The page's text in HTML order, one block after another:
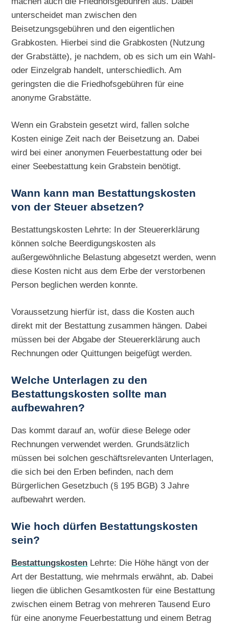
unterscheidet man zwischen den
Beisetzungsgebühren und den eigentlichen
Grabkosten. Hierbei sind die Grabkosten (Nutzung
der Grabstätte), je nachdem, ob es sich um ein Wahl-
oder Einzelgrab handelt, unterschiedlich. Am
geringsten die die Friedhofsgebühren für eine
anonyme Grabstätte.
Wenn ein Grabstein gesetzt wird, fallen solche
Kosten einige Zeit nach der Beisetzung an. Dabei
wird bei einer anonymen Feuerbestattung oder bei
einer Seebestattung kein Grabstein benötigt.
Wann kann man Bestattungskosten
von der Steuer absetzen?
Bestattungskosten Lehrte: In der Steuererklärung
können solche Beerdigungskosten als
außergewöhnliche Belastung abgesetzt werden, wenn
diese Kosten nicht aus dem Erbe der verstorbenen
Person beglichen werden konnte.
Voraussetzung hierfür ist, dass die Kosten auch
direkt mit der Bestattung zusammen hängen. Dabei
müssen bei der Abgabe der Steuererklärung auch
Rechnungen oder Quittungen beigefügt werden.
Welche Unterlagen zu den
Bestattungskosten sollte man
aufbewahren?
Das kommt darauf an, wofür diese Belege oder
Rechnungen verwendet werden. Grundsätzlich
müssen bei solchen geschäftsrelevanten Unterlagen,
die sich bei den Erben befinden, nach dem
Bürgerlichen Gesetzbuch (§ 195 BGB) 3 Jahre
aufbewahrt werden.
Wie hoch dürfen Bestattungskosten
sein?
Bestattungskosten Lehrte: Die Höhe hängt von der
Art der Bestattung, wie mehrmals erwähnt, ab. Dabei
liegen die üblichen Gesamtkosten für eine Bestattung
zwischen einem Betrag von mehreren Tausend Euro
für eine anonyme Feuerbestattung und einem Betrag